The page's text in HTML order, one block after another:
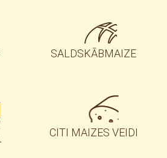
SALDSKĀBMAIZE
CITI MAIZES VEIDI